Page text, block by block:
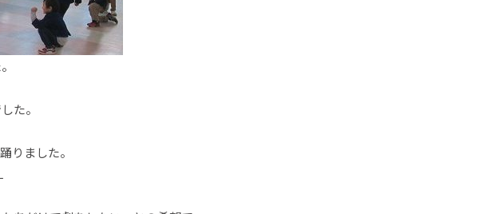
た。
りました。